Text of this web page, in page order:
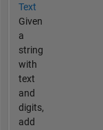
Text
Given
a
string
with
text
and
digits,
add